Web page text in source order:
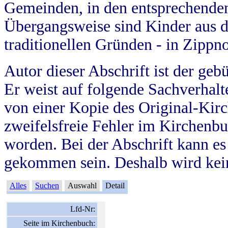
Gemeinden, in den
Übergangsweise sind Kinder aus
traditionellen Gründen - in
Autor dieser Abschrift ist der
Er weist auf folgende
von einer Kopie des Original-
zweifelsfreie Fehler im
worden. Bei der Abschrift kann
gekommen sein. Deshalb wird
Alles Suchen Auswahl Detail
Lfd-Nr:
Seite im Kirchenbuch: